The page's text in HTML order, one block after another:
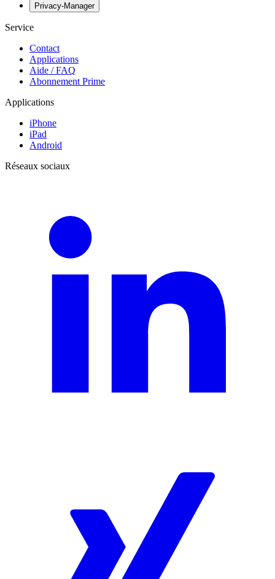
Privacy-Manager
Service
Contact
Applications
Aide / FAQ
Abonnement Prime
Applications
iPhone
iPad
Android
Réseaux sociaux